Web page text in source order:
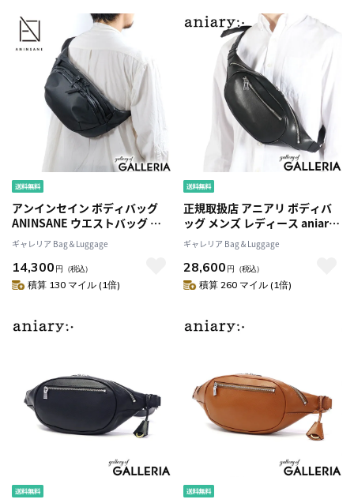
アンインセイン ボディバッグ
ANINSANE ウエストバッグ バ
ッグ 斜め掛け 軽量 軽い 横型 大
きい 丈夫 耐水性 コーデュラナ
イロン A5 旅行 お出掛け 黒 シン
プル メンズ N03
ギャレリア Bag＆Luggage
14,300 円 （税込）
積算 130 マイル (1倍)
正規取扱店 アニアリ ボディバ
ッグ メンズ レディース aniary
バッグ ウエストバッグ ショル
ダー 斜めがけ 本革 革 レザー き
れいめ おしゃれ ブランド 日本
製 エス-フィルムレザー 33-
ギャレリア Bag＆Luggage
28,600 円 （税込）
積算 260 マイル (1倍)